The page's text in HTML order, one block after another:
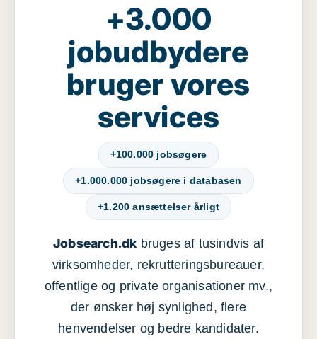
+3.000
jobudbydere
bruger vores
services
+100.000 jobsøgere
+1.000.000 jobsøgere i databasen
+1.200 ansættelser årligt
Jobsearch.dkbruges af tusindvis af
virksomheder, rekrutteringsbureauer,
offentlige og private organisationer mv.,
der ønsker høj synlighed, flere
henvendelser og bedre kandidater.